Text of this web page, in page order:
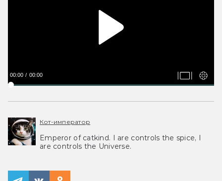
00:00 00:00
Кот-император
Emperor of catkind. I are controls the spice, I
are controls the Universe.